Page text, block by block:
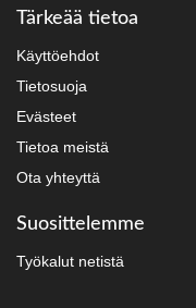
Tärkeää tietoa
Käyttöehdot
Tietosuoja
Evästeet
Tietoa meistä
Ota yhteyttä
Suosittelemme
Työkalut netistä